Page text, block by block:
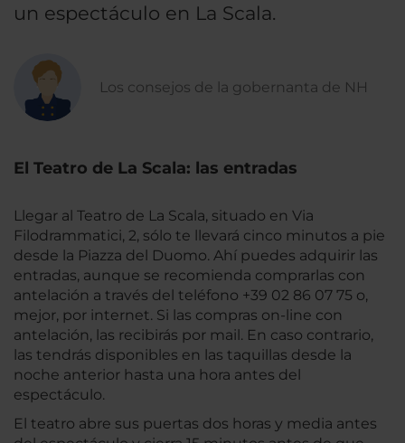
un espectáculo en La Scala.
Los consejos de la gobernanta de NH
El Teatro de La Scala: las entradas
Llegar al Teatro de La Scala, situado en Via
Filodrammatici, 2, sólo te llevará cinco minutos a pie
desde la Piazza del Duomo. Ahí puedes adquirir las
entradas, aunque se recomienda comprarlas con
antelación a través del teléfono +39 02 86 07 75 o,
mejor, por internet. Si las compras on-line con
antelación, las recibirás por mail. En caso contrario,
las tendrás disponibles en las taquillas desde la
noche anterior hasta una hora antes del
espectáculo.
El teatro abre sus puertas dos horas y media antes